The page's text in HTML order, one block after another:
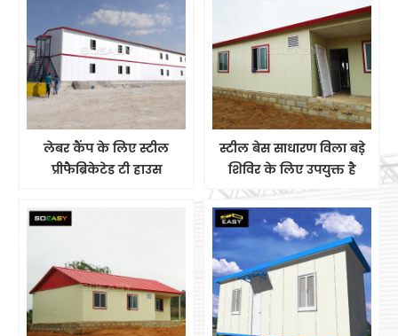
लेबर कैंप के लिए स्टील
प्रीफैब्रिकेटेड टी हाउस
स्टील बेस साधारण विला बड़े
शिविर के लिए उपयुक्त है